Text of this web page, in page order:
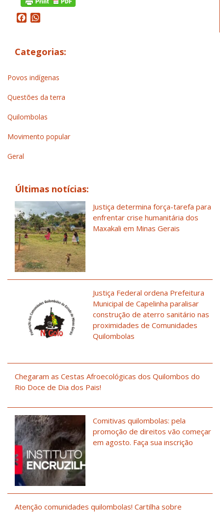
Facebook
Categorias:
Povos indígenas
Questões da terra
Quilombolas
Movimento popular
Geral
Últimas notícias:
Justiça determina força-tarefa para
enfrentar crise humanitária dos
Maxakali em Minas Gerais
Justiça Federal ordena Prefeitura
Municipal de Capelinha paralisar
construção de aterro sanitário nas
proximidades de Comunidades
Quilombolas
Chegaram as Cestas Afroecológicas dos Quilombos do
Rio Doce de Dia dos Pais!
Comitivas quilombolas: pela
promoção de direitos vão começar
em agosto. Faça sua inscrição
Atenção comunidades quilombolas! Cartilha sobre